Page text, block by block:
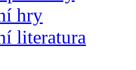
hry
literatura